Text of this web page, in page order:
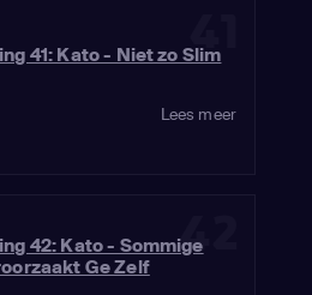
41
41: Kato - Niet zo Slim
Lees meer
42
42: Kato - Sommige
Ge Zelf